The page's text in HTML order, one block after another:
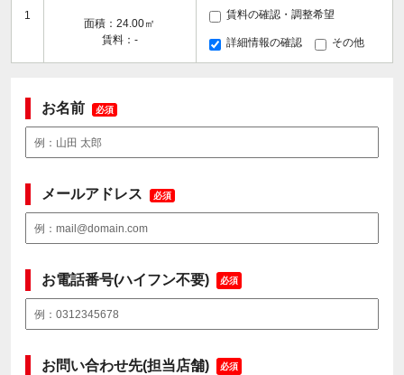
1
面積：24.00㎡
賃料：-
賃料の確認・調整希望
詳細情報の確認 その他
お名前 必須
メールアドレス 必須
お電話番号(ハイフン不要) 必須
お問い合わせ先(担当店舗) 必須